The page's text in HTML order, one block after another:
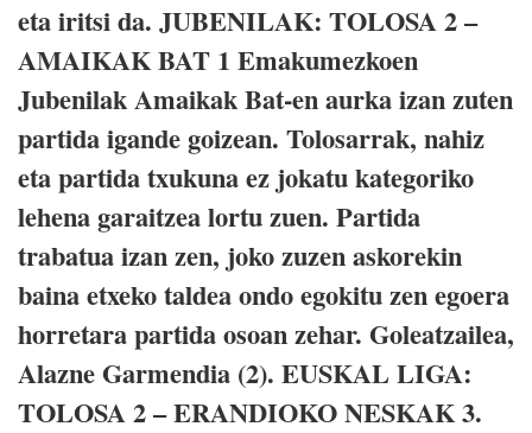
eta iritsi da. JUBENILAK: TOLOSA 2 –
AMAIKAK BAT 1 Emakumezkoen
Jubenilak Amaikak Bat-en aurka izan zuten
partida igande goizean. Tolosarrak, nahiz
eta partida txukuna ez jokatu kategoriko
lehena garaitzea lortu zuen. Partida
trabatua izan zen, joko zuzen askorekin
baina etxeko taldea ondo egokitu zen egoera
horretara partida osoan zehar. Goleatzailea,
Alazne Garmendia (2). EUSKAL LIGA:
TOLOSA 2 – ERANDIOKO NESKAK 3.